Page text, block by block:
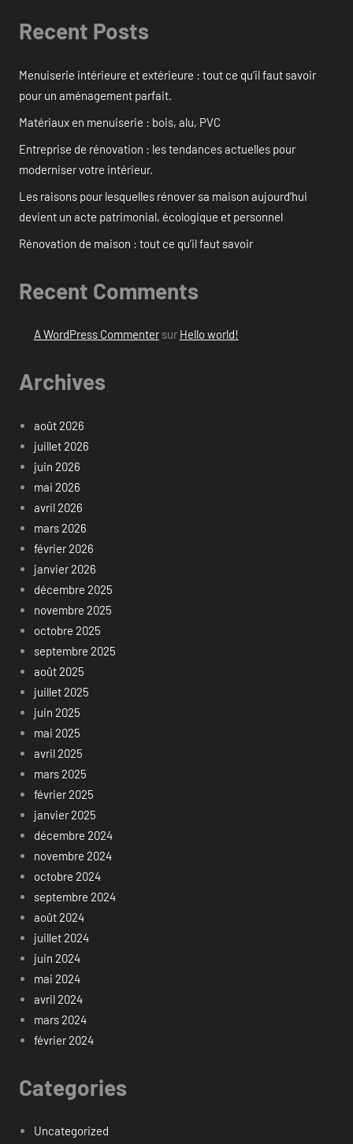
Recent Posts
Menuiserie intérieure et extérieure : tout ce qu’il faut savoir
pour un aménagement parfait.
Matériaux en menuiserie : bois, alu, PVC
Entreprise de rénovation : les tendances actuelles pour
moderniser votre intérieur.
Les raisons pour lesquelles rénover sa maison aujourd’hui
devient un acte patrimonial, écologique et personnel
Rénovation de maison : tout ce qu’il faut savoir
Recent Comments
A WordPress Commentersur Hello world!
Archives
août 2026
juillet 2026
juin 2026
mai 2026
avril 2026
mars 2026
février 2026
janvier 2026
décembre 2025
novembre 2025
octobre 2025
septembre 2025
août 2025
juillet 2025
juin 2025
mai 2025
avril 2025
mars 2025
février 2025
janvier 2025
décembre 2024
novembre 2024
octobre 2024
septembre 2024
août 2024
juillet 2024
juin 2024
mai 2024
avril 2024
mars 2024
février 2024
Categories
Uncategorized